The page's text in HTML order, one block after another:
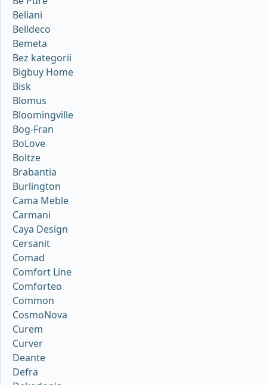
Beliani
Belldeco
Bemeta
Bez kategorii
Bigbuy Home
Bisk
Blomus
Bloomingville
Bog-Fran
BoLove
Boltze
Brabantia
Burlington
Cama Meble
Carmani
Caya Design
Cersanit
Comad
Comfort Line
Comforteo
Common
CosmoNova
Curem
Curver
Deante
Defra